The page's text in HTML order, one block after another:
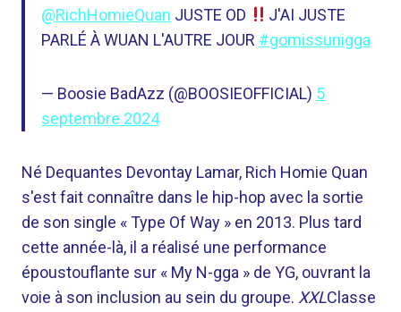
@RichHomieQuan JUSTE OD
J'AI JUSTE
PARLÉ À WUAN L'AUTRE JOUR #gomissunigga
— Boosie BadAzz (@BOOSIEOFFICIAL) 5
septembre 2024
Né Dequantes Devontay Lamar, Rich Homie Quan
s'est fait connaître dans le hip-hop avec la sortie
de son single « Type Of Way » en 2013. Plus tard
cette année-là, il a réalisé une performance
époustouflante sur « My N-gga » de YG, ouvrant la
voie à son inclusion au sein du groupe. XXLClasse